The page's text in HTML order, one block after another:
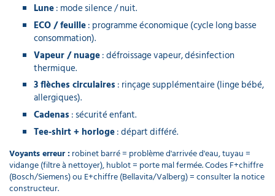
Lune: mode silence / nuit.
ECO / feuille: programme économique (cycle long basse
consommation).
Vapeur / nuage: défroissage vapeur, désinfection
thermique.
3 flèches circulaires : rinçage supplémentaire (linge bébé,
allergiques).
Cadenas : sécurité enfant.
Tee-shirt + horloge: départ différé.
Voyants erreur :robinet barré = problème d'arrivée d'eau, tuyau =
vidange (filtre à nettoyer), hublot = porte mal fermée. Codes F+chiffre
(Bosch/Siemens) ou E+chiffre (Bellavita/Valberg) = consulter la notice
constructeur.